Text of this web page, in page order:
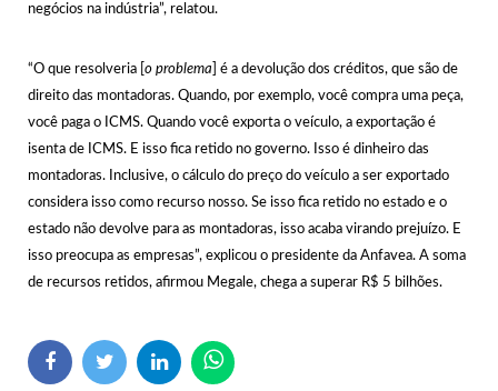
negócios na indústria”, relatou.
“O que resolveria [ o problema ] é a devolução dos créditos, que são de
direito das montadoras. Quando, por exemplo, você compra uma peça,
você paga o ICMS. Quando você exporta o veículo, a exportação é
isenta de ICMS. E isso fica retido no governo. Isso é dinheiro das
montadoras. Inclusive, o cálculo do preço do veículo a ser exportado
considera isso como recurso nosso. Se isso fica retido no estado e o
estado não devolve para as montadoras, isso acaba virando prejuízo. E
isso preocupa as empresas”, explicou o presidente da Anfavea. A soma
de recursos retidos, afirmou Megale, chega a superar R$ 5 bilhões.